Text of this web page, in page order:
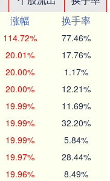
涨幅
换手率
114.72% 77.46%
20.01% 17.76%
20.00% 1.17%
20.00% 12.21%
19.99% 11.69%
19.99% 32.20%
19.99% 5.84%
19.97% 28.44%
19.96% 8.49%